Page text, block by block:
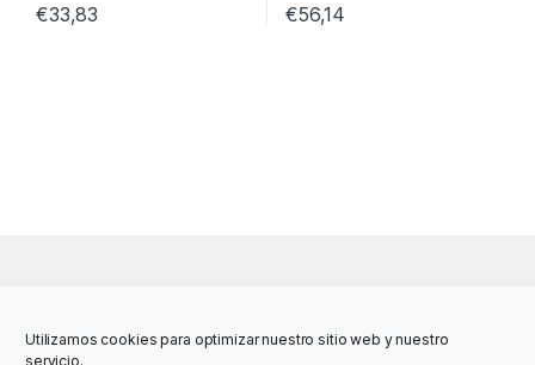
Utilizamos cookies para optimizar nuestro sitio web y nuestro
servicio.
€33,83 €56,14